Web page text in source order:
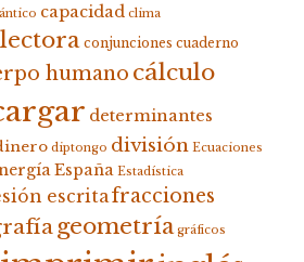
capacidad clima
conjunciones cuaderno
humano cálculo
determinantes
diptongo división Ecuaciones
España Estadística
escrita fracciones
geometría gráficos